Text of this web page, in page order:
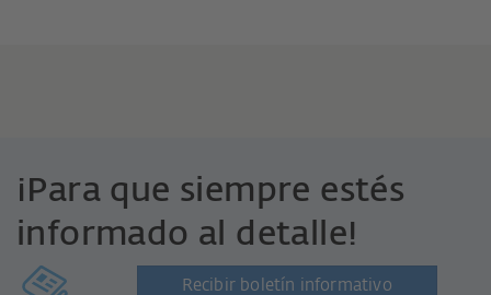
¡Para que siempre estés
informado al detalle!
Recibir boletín informativo